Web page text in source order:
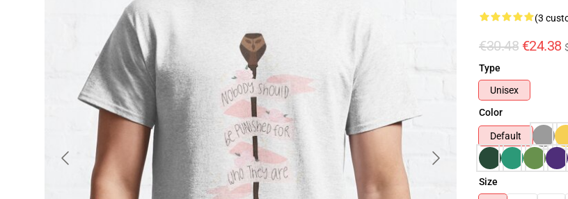
(3
€30.48 €24.38
Type
Unisex
Color
Default
Size